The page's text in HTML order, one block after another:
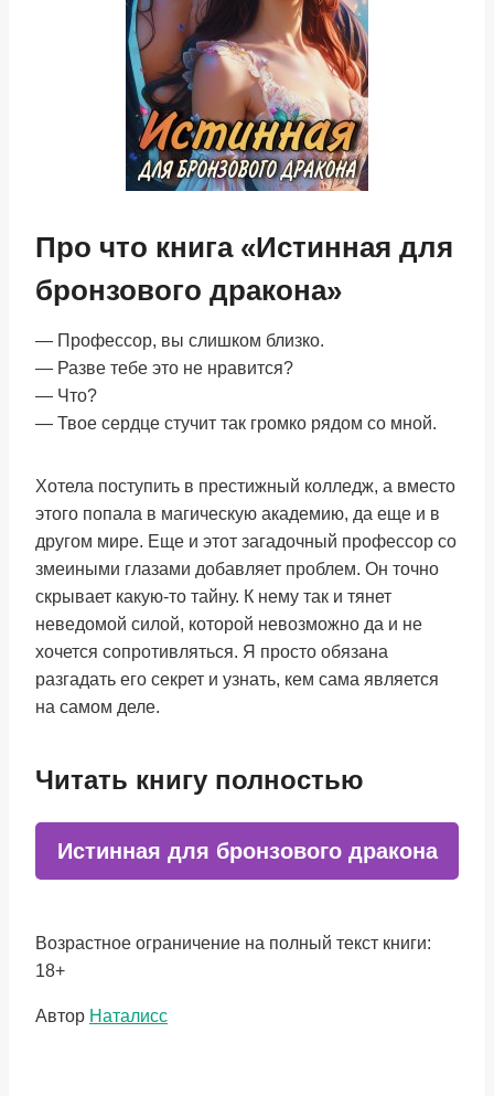
Про что книга «Истинная для
бронзового дракона»
— Профессор, вы слишком близко.
— Разве тебе это не нравится?
— Что?
— Твое сердце стучит так громко рядом со мной.
Хотела поступить в престижный колледж, а вместо
этого попала в магическую академию, да еще и в
другом мире. Еще и этот загадочный профессор со
змеиными глазами добавляет проблем. Он точно
скрывает какую-то тайну. К нему так и тянет
неведомой силой, которой невозможно да и не
хочется сопротивляться. Я просто обязана
разгадать его секрет и узнать, кем сама является
на самом деле.
Читать книгу полностью
Истинная для бронзового дракона
Возрастное ограничение на полный текст книги:
18+
Метки
Автор Наталисс